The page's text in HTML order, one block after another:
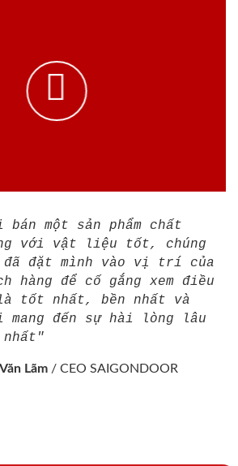
bán một sản phẩm chất
với vật liệu tốt, chúng
đặt mình vào vị trí của
hàng để cố gắng xem điều
tốt nhất, bền nhất và
mang đến sự hài lòng lâu
Lãm / CEO SAIGONDOOR